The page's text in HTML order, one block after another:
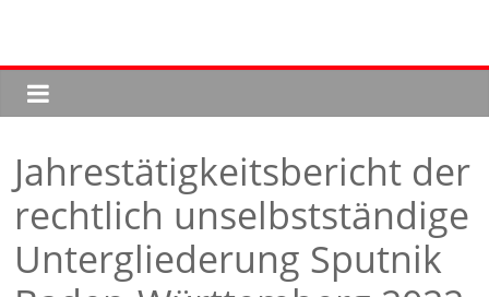
Jahrestätigkeitsbericht der
rechtlich unselbstständige
Untergliederung Sputnik